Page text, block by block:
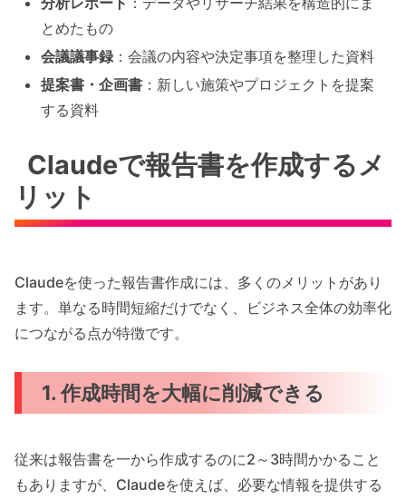
とめたもの
会議議事録 ：会議の内容や決定事項を整理した資料
提案書・企画書 ：新しい施策やプロジェクトを提案
する資料
Claudeで報告書を作成するメ
リット
Claudeを使った報告書作成には、多くのメリットがあり
ます。単なる時間短縮だけでなく、ビジネス全体の効率化
につながる点が特徴です。
1. 作成時間を大幅に削減できる
従来は報告書を一から作成するのに2～3時間かかること
もありますが、Claudeを使えば、必要な情報を提供する